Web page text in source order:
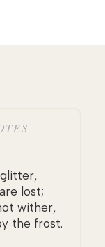
lost;
wither,
the frost.